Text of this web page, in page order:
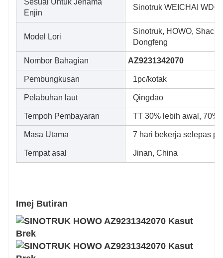
Sesuai Untuk Jenama
Enjin
Sinotruk WEICHAI
Model Lori
Sinotruk, HOWO,
Dongfeng
Nombor Bahagian AZ9231342070
Pembungkusan 1pc/kotak
Pelabuhan laut Qingdao
Tempoh Pembayaran TT 30% lebih awal, 70%
Masa Utama 7 hari bekerja selepas
Tempat asal Jinan, China
Imej Butiran